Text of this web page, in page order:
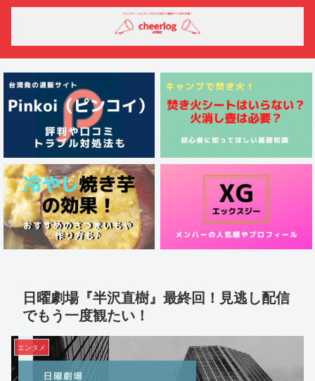
日曜劇場『半沢直樹』最終回！見逃し配信
でもう一度観たい！
エンタメ